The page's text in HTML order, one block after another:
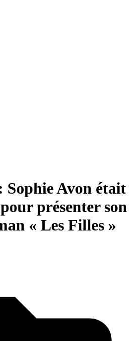
Avon était
présenter son
« Les Filles »